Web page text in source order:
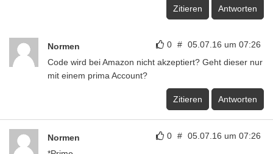
Zitieren Antworten
0 # 05.07.16 um 07:26
Normen
Code wird bei Amazon nicht akzeptiert? Geht dieser nur
mit einem prima Account?
Zitieren Antworten
0 # 05.07.16 um 07:26
Normen